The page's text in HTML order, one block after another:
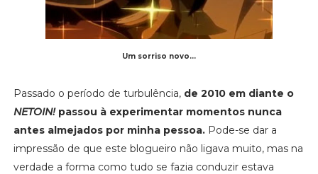
Um sorriso novo...
Passado o período de turbulência, de 2010 em diante o
NETOIN!passou à experimentar momentos nunca
antes almejados por minha pessoa.Pode-se dar a
impressão de que este blogueiro não ligava muito, mas na
verdade a forma como tudo se fazia conduzir estava